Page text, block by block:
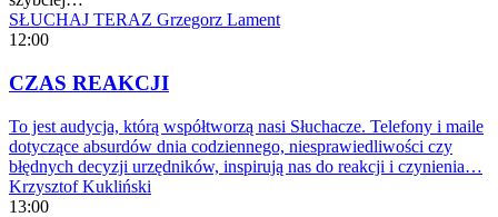
SŁUCHAJ TERAZ Grzegorz Lament
12:00
CZAS REAKCJI
To jest audycja, którą współtworzą nasi Słuchacze. Telefony i maile
dotyczące absurdów dnia codziennego, niesprawiedliwości czy
błędnych decyzji urzędników, inspirują nas do reakcji i czynienia…
Krzysztof Kukliński
13:00